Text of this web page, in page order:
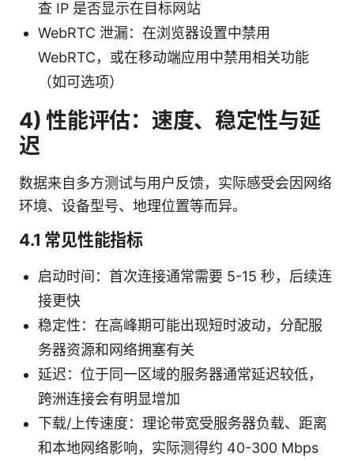
查 IP 是否显示在目标网站
WebRTC 泄漏：在浏览器设置中禁用
WebRTC，或在移动端应用中禁用相关功能
（如可选项）
4) 性能评估：速度、稳定性与延
迟
数据来自多方测试与用户反馈，实际感受会因网络
环境、设备型号、地理位置等而异。
4.1 常见性能指标
启动时间：首次连接通常需要 5-15 秒，后续连
接更快
稳定性：在高峰期可能出现短时波动，分配服
务器资源和网络拥塞有关
延迟：位于同一区域的服务器通常延迟较低，
跨洲连接会有明显增加
下载/上传速度：理论带宽受服务器负载、距离
和本地网络影响，实际测得约 40-300 Mbps